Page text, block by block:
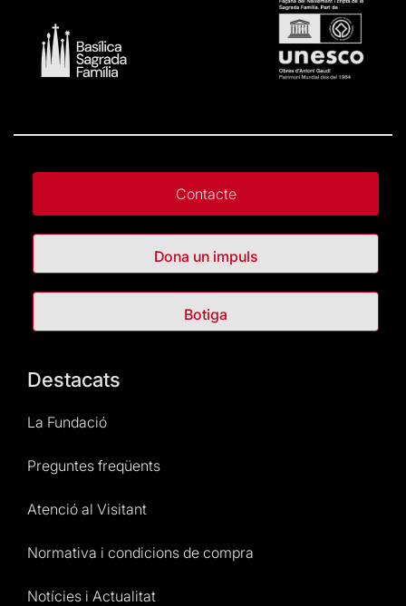
Contacte
Dona un impuls
Botiga
Destacats
La Fundació
Preguntes freqüents
Atenció al Visitant
Normativa i condicions de compra
Notícies i Actualitat